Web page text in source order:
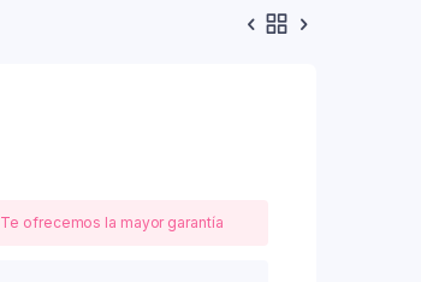
Te ofrecemos la mayor garantía